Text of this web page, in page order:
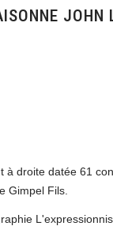
JOHN
droite datée 61
Gimpel Fils.